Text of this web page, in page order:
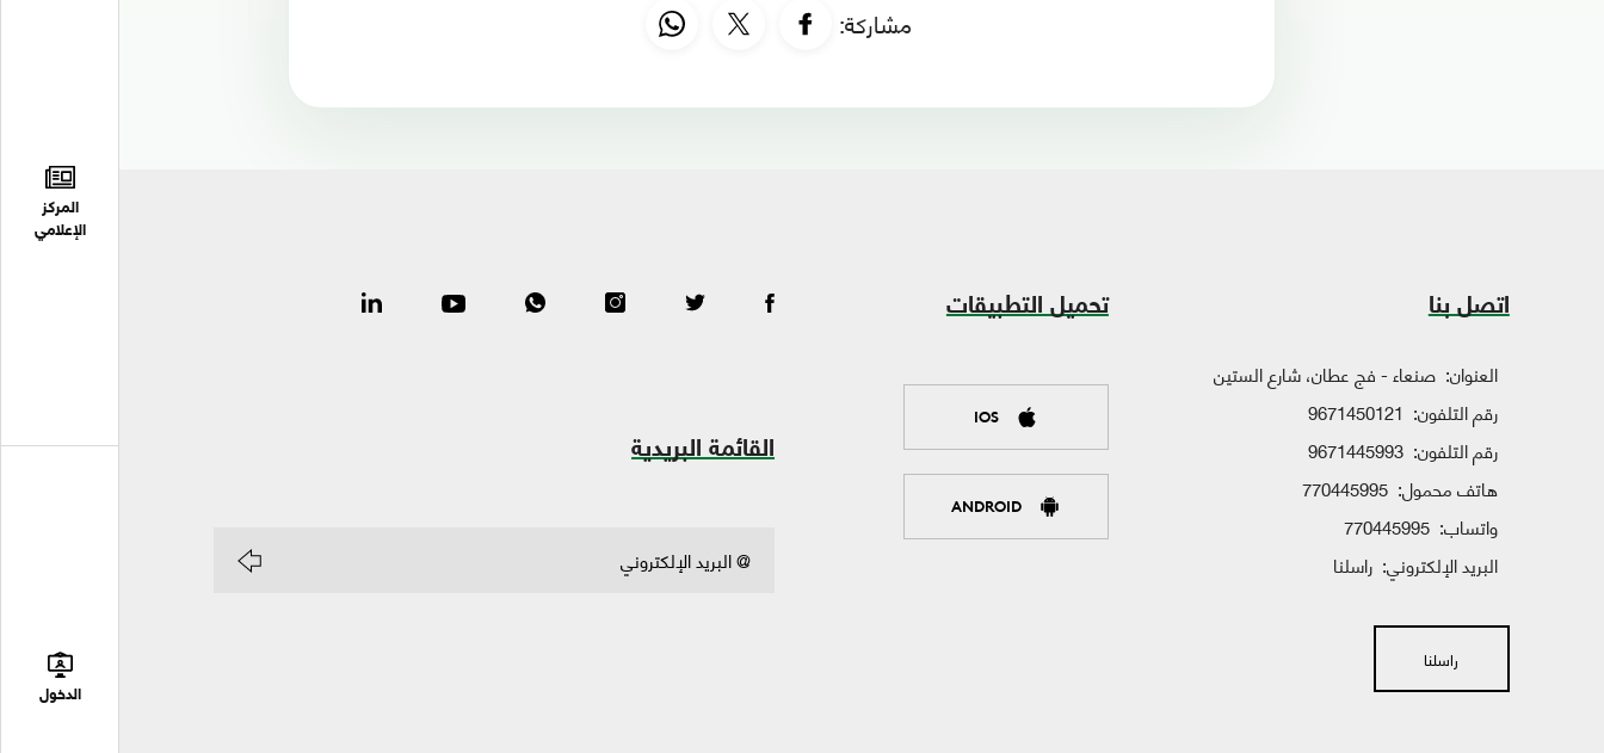
المركز
الإعلامي
الدخول
مشاركة:
اتصل بنا
العنوان: صنعاء - فج عطان، شارع الستين
رقم التلفون: 9671450121
رقم التلفون: 9671445993
هاتف محمول: 770445995
واتساب: 770445995
البريد الإلكتروني: راسلنا
راسلنا
تحميل التطبيقات
IOS
ANDROID
القائمة البريدية